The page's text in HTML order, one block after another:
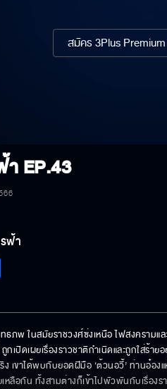
สมัคร 3Plus
าEP.43
ฟ้า
ธภพ ในสมัยราชวงศ์ซ่งเหนือ ไฟสงคราม
เปิดเผยเรื่องราวชาติกำเนิดและถูกใส่ร้า
เขาได้พบกับยอดฝีมือ ‘ต้วนอวี้’ ท่านอ๋องแ
หลือกัน ทั้งสามต่างก็เข้าไปพัวพันกับเรื่อ